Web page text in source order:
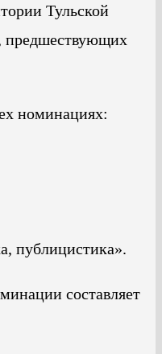
Тульской
предшествующих
номинациях:
публицистика».
составляет